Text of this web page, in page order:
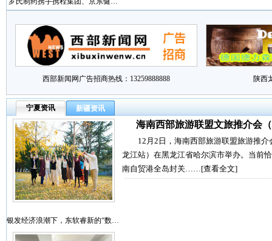
西部新闻网广告招商热线：13259888888 陕西
宁夏资讯 新疆资讯
银发经济浪潮下，东软睿新的“数…
海南西部旅游联盟文旅推介会
12月2日，海南西部旅游联盟旅游推介
龙江站）在黑龙江省哈尔滨市举办。当前
南自贸港全岛封关……[查看全文]